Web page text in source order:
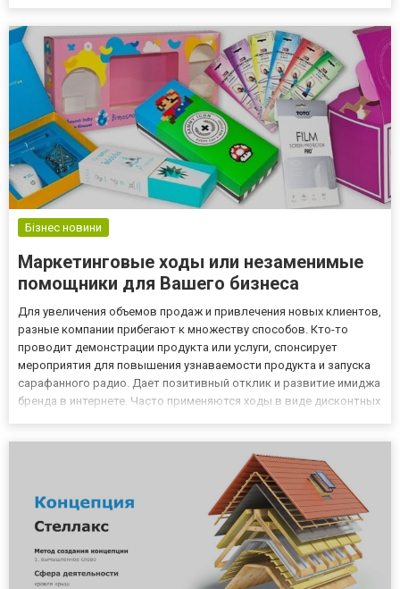
Бізнес новини
Маркетинговые ходы или незаменимые
помощники для Вашего бизнеса
Для увеличения объемов продаж и привлечения новых клиентов,
разные компании прибегают к множеству способов. Кто-то
проводит демонстрации продукта или услуги, спонсирует
мероприятия для повышения узнаваемости продукта и запуска
сарафанного радио. Дает позитивный отклик и развитие имиджа
бренда в интернете. Часто применяются ходы в виде дисконтных